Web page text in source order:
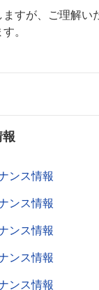
すが、ご理解い
。
ンス情報
ンス情報
ンス情報
ンス情報
ンス情報